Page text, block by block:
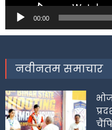
00:00
नवीनतम समाचार